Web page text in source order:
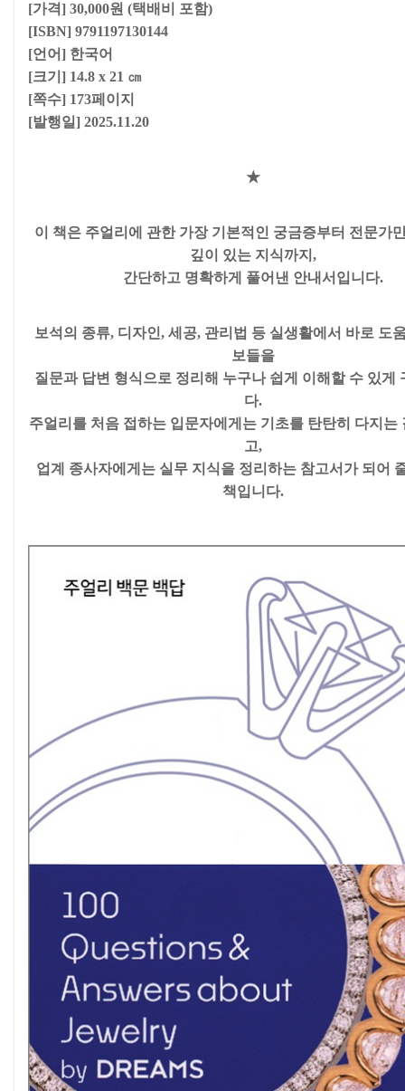
[가격] 30,000원 (택배비 포함)
[ISBN] 9791197130144
[언어] 한국어
[크기] 14.8 x 21 ㎝
[쪽수] 173페이지
[발행일] 2025.11.20
★
이 책은 주얼리에 관한 가장 기본적인 궁금증부터 전문가
깊이 있는 지식까지,
간단하고 명확하게 풀어낸 안내서입니다.
보석의 종류, 디자인, 세공, 관리법 등 실생활에서 바로 도
보들을
질문과 답변 형식으로 정리해 누구나 쉽게 이해할 수 있게
다.
주얼리를 처음 접하는 입문자에게는 기초를 탄탄히 다지는
고,
업계 종사자에게는 실무 지식을 정리하는 참고서가 되어
책입니다.